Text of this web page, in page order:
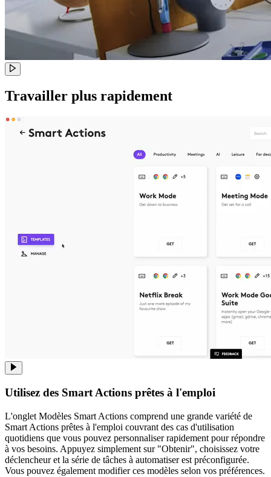
Travailler plus rapidement
Utilisez des Smart Actions prêtes à l'emploi
L'onglet Modèles Smart Actions comprend une grande variété de
Smart Actions prêtes à l'emploi couvrant des cas d'utilisation
quotidiens que vous pouvez personnaliser rapidement pour répondre
à vos besoins. Appuyez simplement sur "Obtenir", choisissez votre
déclencheur et la série de tâches à automatiser est préconfigurée.
Vous pouvez également modifier ces modèles selon vos préférences.